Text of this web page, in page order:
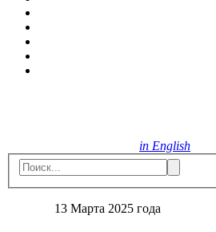
in English
13 Марта 2025 года